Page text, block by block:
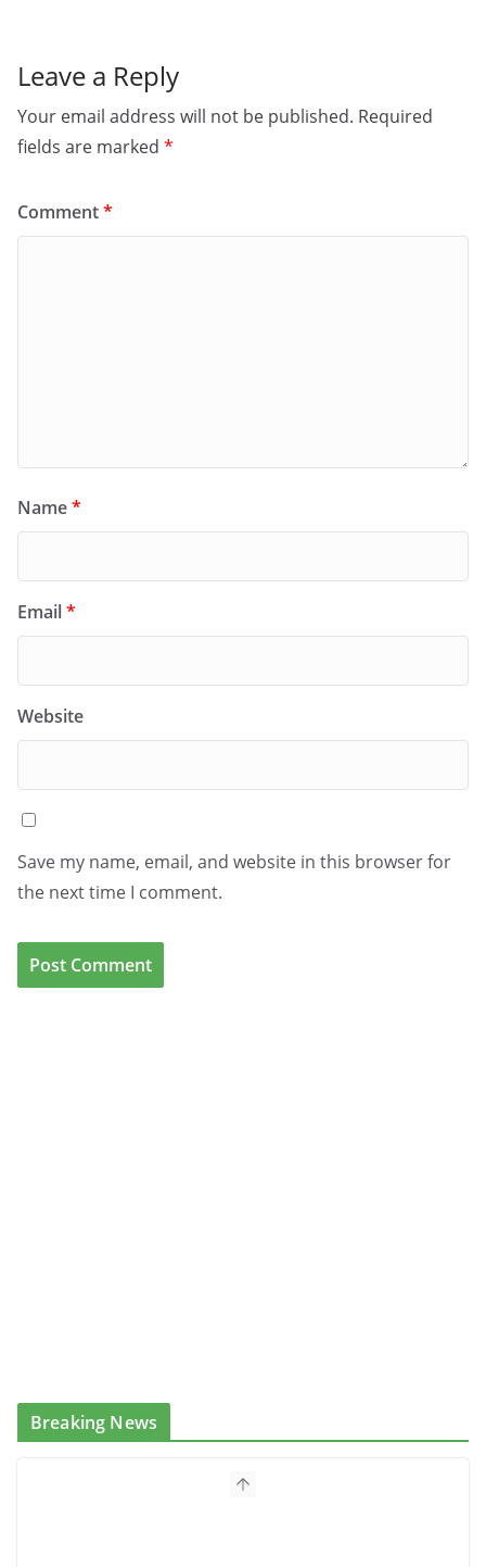
Leave a Reply
Your email address will not be published. Required
fields are marked *
Comment*
Name*
Email*
Website
Save my name, email, and website in this browser for
the next time I comment.
Breaking News